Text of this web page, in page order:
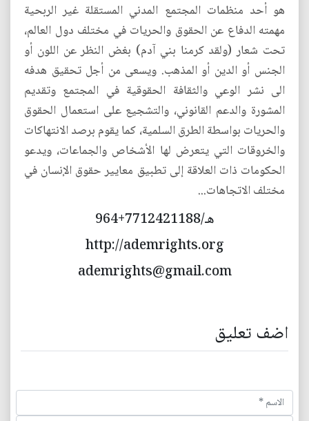
هو أحد منظمات المجتمع المدني المستقلة غير الربحية
مهمته الدفاع عن الحقوق والحريات في مختلف دول العالم،
تحت شعار (ولقد كرمنا بني آدم) بغض النظر عن اللون أو
الجنس أو الدين أو المذهب. ويسعى من أجل تحقيق هدفه
الى نشر الوعي والثقافة الحقوقية في المجتمع وتقديم
المشورة والدعم القانوني، والتشجيع على استعمال الحقوق
والحريات بواسطة الطرق السلمية، كما يقوم برصد الانتهاكات
والخروقات التي يتعرض لها الأشخاص والجماعات، ويدعو
الحكومات ذات العلاقة إلى تطبيق معايير حقوق الإنسان في
مختلف الاتجاهات...
هـ/7712421188+964
http://ademrights.org
ademrights@gmail.com
اضف تعليق